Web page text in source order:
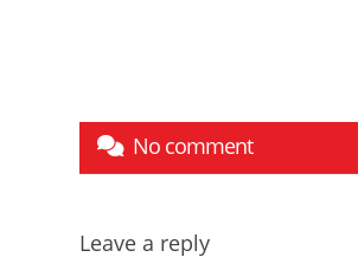
No comment
Leave a reply